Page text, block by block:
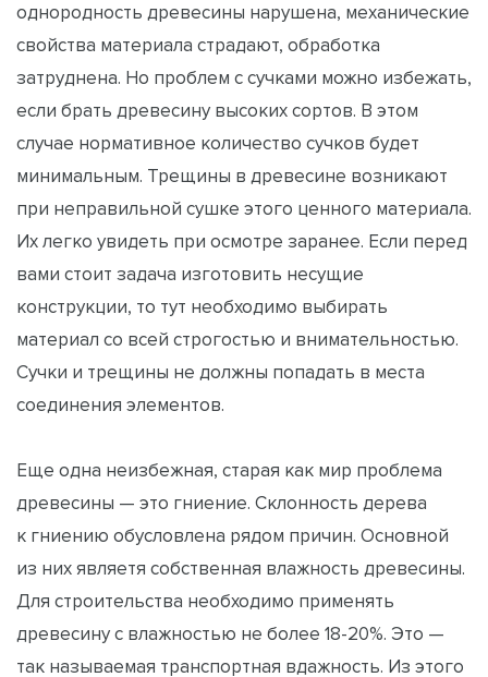
однородность древесины нарушена, механические
свойства материала страдают, обработка
затруднена. Но проблем с сучками можно избежать,
если брать древесину высоких сортов. В этом
случае нормативное количество сучков будет
минимальным. Трещины в древесине возникают
при неправильной сушке этого ценного материала.
Их легко увидеть при осмотре заранее. Если перед
вами стоит задача изготовить несущие
конструкции, то тут необходимо выбирать
материал со всей строгостью и внимательностью.
Сучки и трещины не должны попадать в места
соединения элементов.
Еще одна неизбежная, старая как мир проблема
древесины — это гниение. Склонность дерева
к гниению обусловлена рядом причин. Основной
из них являетя собственная влажность древесины.
Для строительства необходимо применять
древесину с влажностью не более 18-20%. Это —
так называемая транспортная вдажность. Из этого